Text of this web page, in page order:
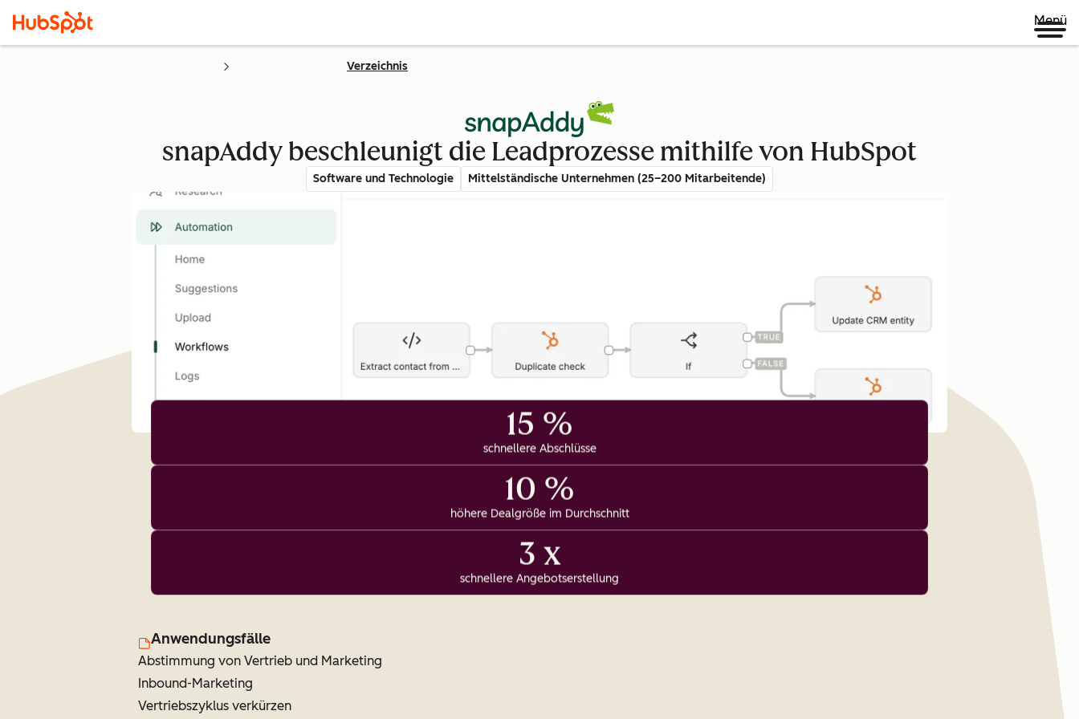
Menü
Verzeichnis
snapAddy beschleunigt die Leadprozesse mithilfe von HubSpot
Software und Technologie Mittelständische Unternehmen (25–200 Mitarbeitende)
15 %
schnellere Abschlüsse
10 %
höhere Dealgröße im Durchschnitt
3 x
schnellere Angebotserstellung
Anwendungsfälle
Abstimmung von Vertrieb und Marketing
Inbound-Marketing
Vertriebszyklus verkürzen